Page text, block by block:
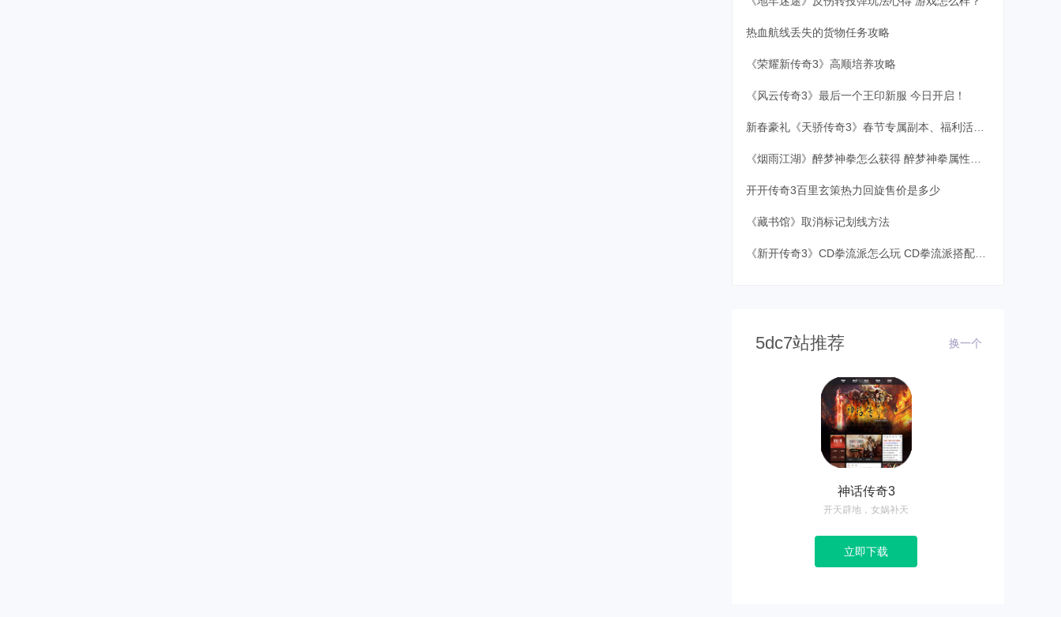
热血航线丢失的货物任务攻略
《荣耀新传奇3》高顺培养攻略
《风云传奇3》最后一个王印新服 今日开启！
新春豪礼《天骄传奇3》春节专属副本、福利活动即将揭幕
开开传奇3百里玄策热力回旋售价是多少
《藏书馆》取消标记划线方法
《新开传奇3》CD拳流派怎么玩 CD拳流派搭配推荐
5dc7站推荐 换一个
神话传奇3
开天辟地，女娲补天
立即下载